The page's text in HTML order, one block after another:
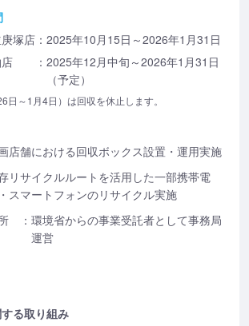
塚店 ：2025年10月15日～2026年1月31日
：2025年12月中旬～2026年1月31日
（予定）
日～1月4日）は回収を休止します。
店舗における回収ボックス設置・運用実施
リサイクルルートを活用した一部携帯電
スマートフォンのリサイクル実施
：環境省からの事業受託者として事務局
運営
る取り組み